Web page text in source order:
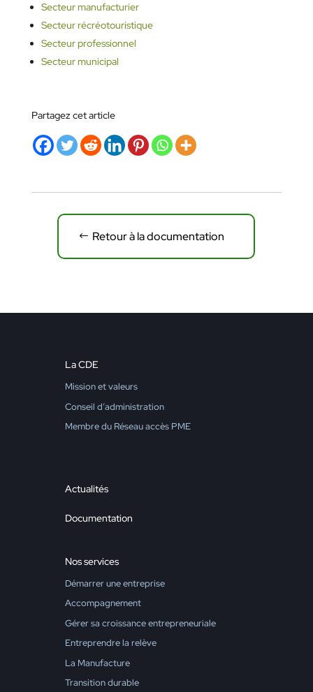
Secteur manufacturier
Secteur récréotouristique
Secteur professionnel
Secteur municipal
Partagez cet article
Retour à la documentation
La CDE
Mission et valeurs
Conseil d’administration
Membre du Réseau accès PME
Actualités
Documentation
Nos services
Démarrer une entreprise
Accompagnement
Gérer sa croissance entrepreneuriale
Entreprendre la relève
La Manufacture
Transition durable